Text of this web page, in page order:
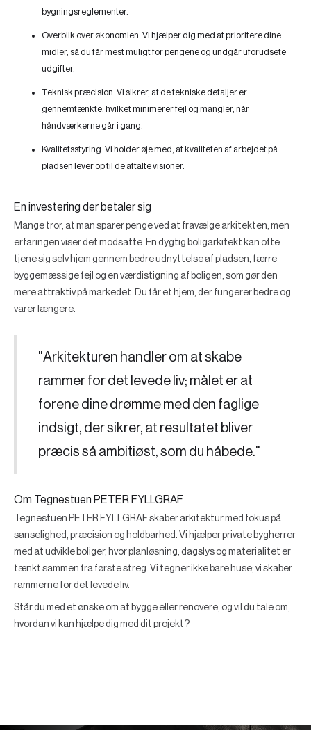
bygningsreglementer.
Overblik over økonomien: Vi hjælper dig med at prioritere dine
midler, så du får mest muligt for pengene og undgår uforudsete
udgifter.
Teknisk præcision: Vi sikrer, at de tekniske detaljer er
gennemtænkte, hvilket minimerer fejl og mangler, når
håndværkerne går i gang.
Kvalitetsstyring: Vi holder øje med, at kvaliteten af arbejdet på
pladsen lever op til de aftalte visioner.
En investering der betaler sig
Mange tror, at man sparer penge ved at fravælge arkitekten, men
erfaringen viser det modsatte. En dygtig boligarkitekt kan ofte
tjene sig selv hjem gennem bedre udnyttelse af pladsen, færre
byggemæssige fejl og en værdistigning af boligen, som gør den
mere attraktiv på markedet. Du får et hjem, der fungerer bedre og
varer længere.
"Arkitekturen handler om at skabe
rammer for det levede liv; målet er at
forene dine drømme med den faglige
indsigt, der sikrer, at resultatet bliver
præcis så ambitiøst, som du håbede."
Om Tegnestuen PETER FYLLGRAF
Tegnestuen PETER FYLLGRAF skaber arkitektur med fokus på
sanselighed, præcision og holdbarhed. Vi hjælper private bygherrer
med at udvikle boliger, hvor planløsning, dagslys og materialitet er
tænkt sammen fra første streg. Vi tegner ikke bare huse; vi skaber
rammerne for det levede liv.
Står du med et ønske om at bygge eller renovere, og vil du tale om,
hvordan vi kan hjælpe dig med dit projekt?